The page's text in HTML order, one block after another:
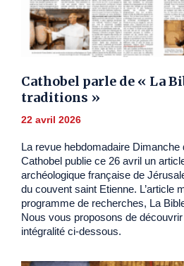
Cathobel parle de « La
traditions »
22 avril 2026
La revue hebdomadaire Dimanche
Cathobel publie ce 26 avril un
archéologique française de
du couvent saint Etienne. L’article
programme de recherches, La
Nous vous proposons de
intégralité ci-dessous.